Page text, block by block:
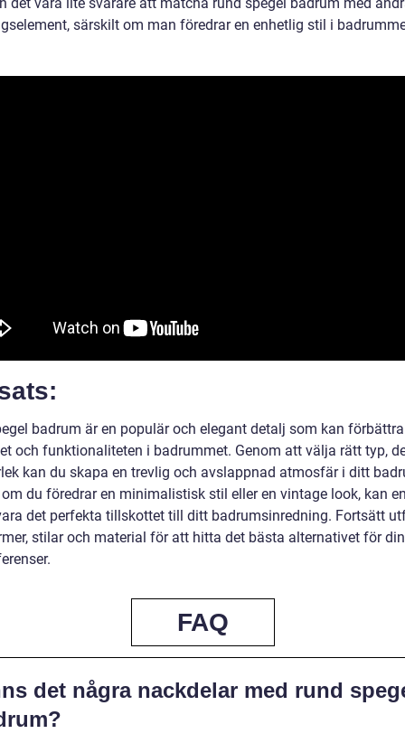
särskilt om man föredrar en enhetlig stil i
badrum är en populär och elegant detalj som kan förbättra
och funktionaliteten i badrummet. Genom att välja rätt typ,
kan du skapa en trevlig och avslappnad atmosfär i ditt
du föredrar en minimalistisk stil eller en vintage look, kan
det perfekta tillskottet till ditt badrumsinredning. Fortsätt
stilar och material för att hitta det bästa alternativet för
FAQ
det några nackdelar med rund